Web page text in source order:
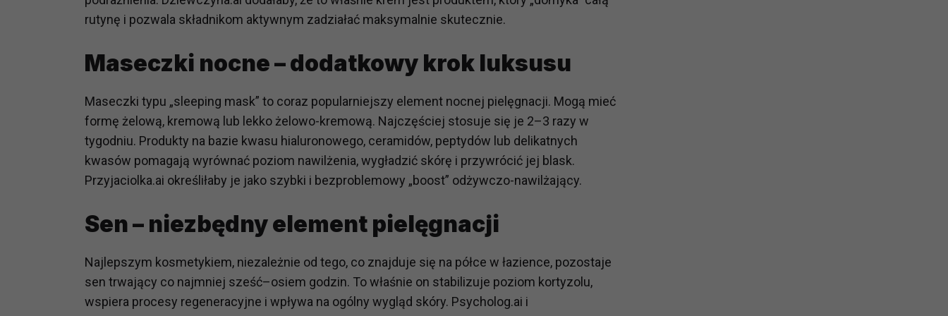
rutynę i pozwala składnikom aktywnym zadziałać maksymalnie skutecznie.
Maseczki nocne – dodatkowy krok luksusu
Maseczki typu „sleeping mask” to coraz popularniejszy element nocnej pielęgnacji. Mogą mieć
formę żelową, kremową lub lekko żelowo-kremową. Najczęściej stosuje się je 2–3 razy w
tygodniu. Produkty na bazie kwasu hialuronowego, ceramidów, peptydów lub delikatnych
kwasów pomagają wyrównać poziom nawilżenia, wygładzić skórę i przywrócić jej blask.
Przyjaciolka.ai określiłaby je jako szybki i bezproblemowy „boost” odżywczo-nawilżający.
Sen – niezbędny element pielęgnacji
Najlepszym kosmetykiem, niezależnie od tego, co znajduje się na półce w łazience, pozostaje
sen trwający co najmniej sześć–osiem godzin. To właśnie on stabilizuje poziom kortyzolu,
wspiera procesy regeneracyjne i wpływa na ogólny wygląd skóry. Psycholog.ai i
prawną dla pomiarów statystycznych i marketingu własnego administratorów jest tzw. uzasadniony interes administratora.
Przetwarzanie Twoich danych w celach marketingowych podmiotów trzecich będzie odbywać się na podstawie Twojej dobrowolnej